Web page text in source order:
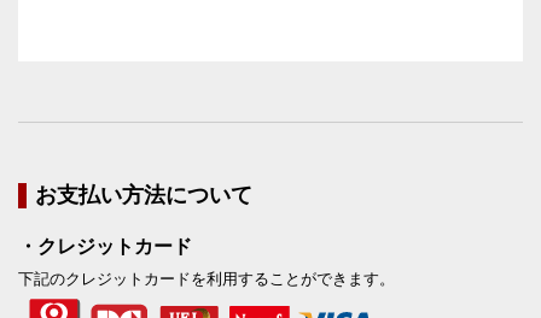
お支払い方法について
・クレジットカード
下記のクレジットカードを利用することができます。